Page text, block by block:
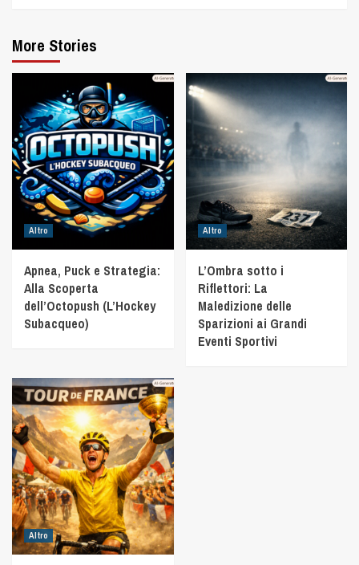
More Stories
Altro
Apnea, Puck e Strategia:
Alla Scoperta
dell’Octopush (L’Hockey
Subacqueo)
Altro
L’Ombra sotto i
Riflettori: La
Maledizione delle
Sparizioni ai Grandi
Eventi Sportivi
Altro